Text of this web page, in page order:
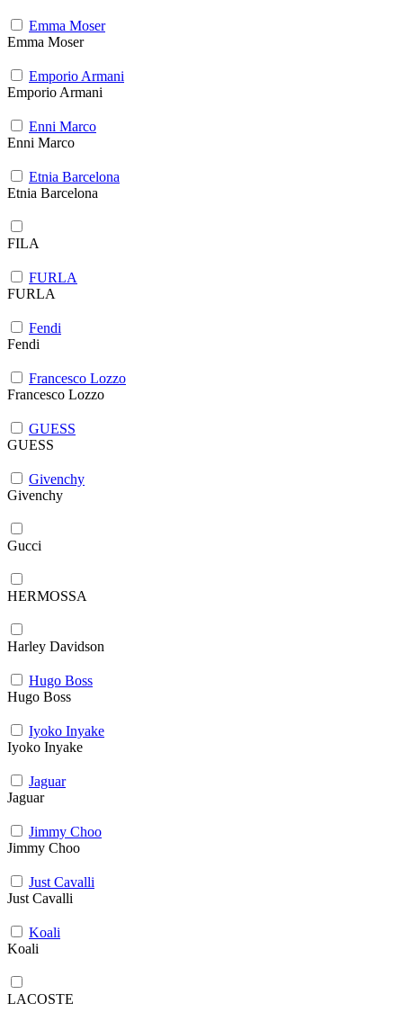
Emma Moser
Emma Moser
Emporio Armani
Emporio Armani
Enni Marco
Enni Marco
Etnia Barcelona
Etnia Barcelona
FILA
FURLA
FURLA
Fendi
Fendi
Francesco Lozzo
Francesco Lozzo
GUESS
GUESS
Givenchy
Givenchy
Gucci
HERMOSSA
Harley Davidson
Hugo Boss
Hugo Boss
Iyoko Inyake
Iyoko Inyake
Jaguar
Jaguar
Jimmy Choo
Jimmy Choo
Just Cavalli
Just Cavalli
Koali
Koali
LACOSTE